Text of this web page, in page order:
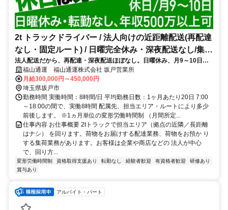
2t トラックドライバー / 法人向けの近距離配送(再配達
なし・固定ルート) / 日曜完全休み・深夜配送なし/集配
ﾄﾞﾗｲﾊﾞｰ2t(正社員)
法人配送だから、再配達・深夜配送ほぼなし。日曜休み、月9～10日休
み、転勤無と働きやすい環境
福山通運 福山通運株式会社 坂戸営業所
月給300,000円～450,000円
埼玉県坂戸市
勤務時間 実働時間：8時間/日 平均勤務日数：1ヶ月あたり20日 7:00
～18:00の間で、実働8時間 配属先、担当エリア・ルートにより多少
前後します。 ※1ヵ月単位の変形労働時間制 （月間所定...
仕事内容 お仕事概要 2tトラックで担当エリア（拠点の近隣／長距離
はナシ） を回ります。荷物をお届けする配達業務、荷物をお預か り
する集荷業務があります。お客様は企業や商店などの 法人が中心
で、回り方...
変形労働時間制 資格取得支援あり 転勤なし 経験者歓迎 有資格者歓迎
研修あり
賞与あり
アルバイト・パート